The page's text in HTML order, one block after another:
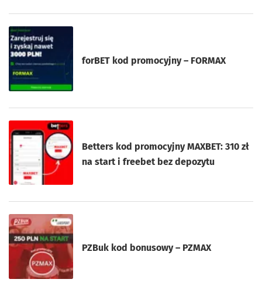
forBET kod promocyjny – FORMAX
Betters kod promocyjny MAXBET: 310 zł
na start i freebet bez depozytu
PZBuk kod bonusowy – PZMAX